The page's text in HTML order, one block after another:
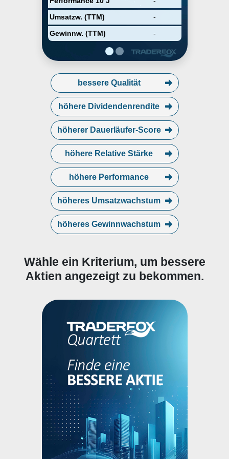
Umsatzw. (TTM)
-
Gewinnw. (TTM)
-
bessere Qualität
höhere Dividendenrendite
höherer Dauerläufer-Score
höhere Relative Stärke
höhere Performance
höheres Umsatzwachstum
höheres Gewinnwachstum
Wähle ein Kriterium, um bessere
Aktien angezeigt zu bekommen.